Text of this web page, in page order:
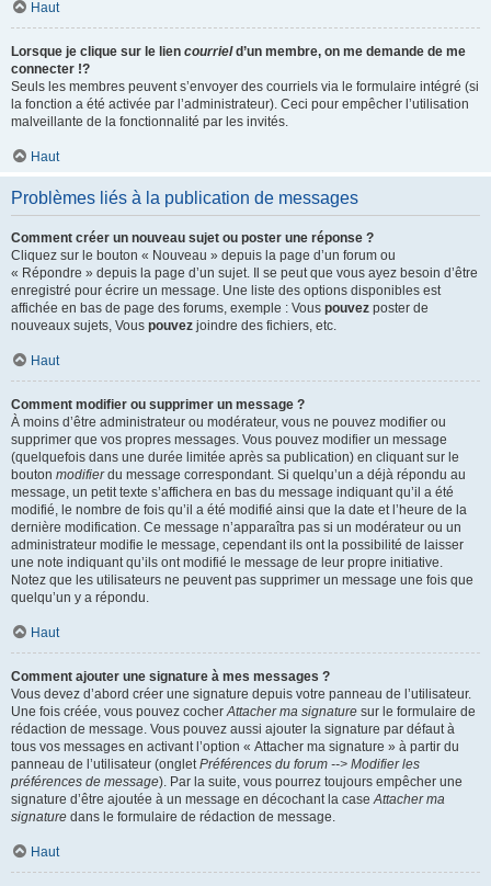
Haut
Lorsque je clique sur le lien courrield’un membre, on me demande de me
connecter !?
Seuls les membres peuvent s’envoyer des courriels via le formulaire intégré (si
la fonction a été activée par l’administrateur). Ceci pour empêcher l’utilisation
malveillante de la fonctionnalité par les invités.
Haut
Problèmes liés à la publication de messages
Comment créer un nouveau sujet ou poster une réponse ?
Cliquez sur le bouton « Nouveau » depuis la page d’un forum ou
« Répondre » depuis la page d’un sujet. Il se peut que vous ayez besoin d’être
enregistré pour écrire un message. Une liste des options disponibles est
affichée en bas de page des forums, exemple : Vous pouvez poster de
nouveaux sujets, Vous pouvez joindre des fichiers, etc.
Haut
Comment modifier ou supprimer un message ?
À moins d’être administrateur ou modérateur, vous ne pouvez modifier ou
supprimer que vos propres messages. Vous pouvez modifier un message
(quelquefois dans une durée limitée après sa publication) en cliquant sur le
bouton modifierdu message correspondant. Si quelqu’un a déjà répondu au
message, un petit texte s’affichera en bas du message indiquant qu’il a été
modifié, le nombre de fois qu’il a été modifié ainsi que la date et l’heure de la
dernière modification. Ce message n’apparaîtra pas si un modérateur ou un
administrateur modifie le message, cependant ils ont la possibilité de laisser
une note indiquant qu’ils ont modifié le message de leur propre initiative.
Notez que les utilisateurs ne peuvent pas supprimer un message une fois que
quelqu’un y a répondu.
Haut
Comment ajouter une signature à mes messages ?
Vous devez d’abord créer une signature depuis votre panneau de l’utilisateur.
Une fois créée, vous pouvez cocherAttacher ma signature sur le formulaire de
rédaction de message. Vous pouvez aussi ajouter la signature par défaut à
tous vos messages en activant l’option « Attacher ma signature » à partir du
panneau de l’utilisateur (ongletPréférences du forum --> Modifier les
préférences de message). Par la suite, vous pourrez toujours empêcher une
signature d’être ajoutée à un message en décochant la caseAttacher ma
signature dans le formulaire de rédaction de message.
Haut